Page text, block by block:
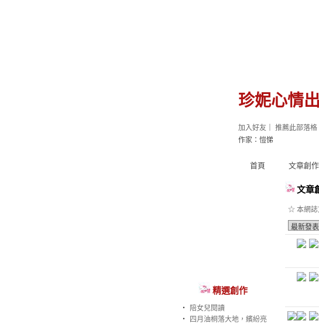
珍妮心情
首頁 文章創作
加入好友 推薦此部落格
作家：愷悌
精選創作
‧
陪女兒閱讀
‧
四月油桐落大地，繽紛亮
文章
☆ 本網誌